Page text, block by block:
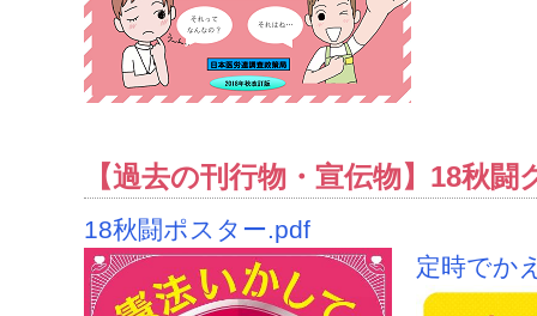
【過去の刊行物・宣伝物】18秋闘
18秋闘ポスター.pdf
定時でか